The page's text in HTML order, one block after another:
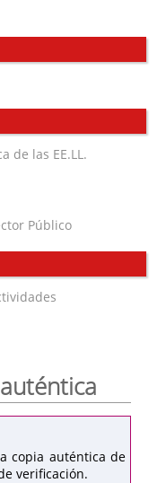
de las EE.LL.
Público
copia auténtica de
verificación.